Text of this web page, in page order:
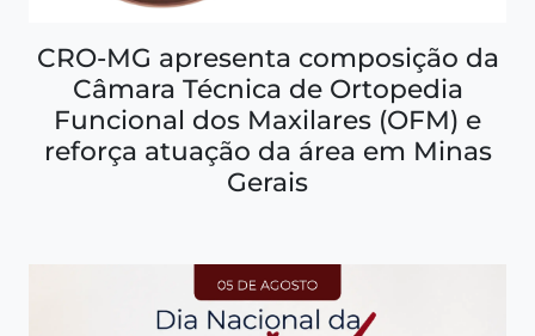
CRO-MG apresenta composição da
Câmara Técnica de Ortopedia
Funcional dos Maxilares (OFM) e
reforça atuação da área em Minas
Gerais